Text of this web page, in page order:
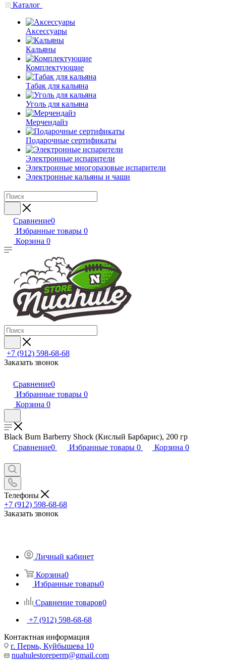
Каталог
Аксессуары
Кальяны
Комплектующие
Табак для кальяна
Уголь для кальяна
Мерчендайз
Подарочные сертификаты
Электронные испарители
Электронные многоразовые испарители
Электронные кальяны и чаши
Сравнение0
Избранные товары 0
Корзина 0
+7 (912) 598-68-68
Заказать звонок
Сравнение0
Избранные товары 0
Корзина 0
Black Burn Barberry Shock (Кислый Барбарис), 200 гр
Сравнение0 Избранные товары 0 Корзина 0
Телефоны
+7 (912) 598-68-68
Заказать звонок
Личный кабинет
Корзина0
Избранные товары0
Сравнение товаров0
+7 (912) 598-68-68
Контактная информация
г. Пермь, Куйбышева 10
nuahulestoreperm@gmail.com